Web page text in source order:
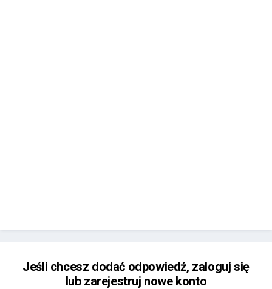
Jeśli chcesz dodać odpowiedź, zaloguj się
lub zarejestruj nowe konto